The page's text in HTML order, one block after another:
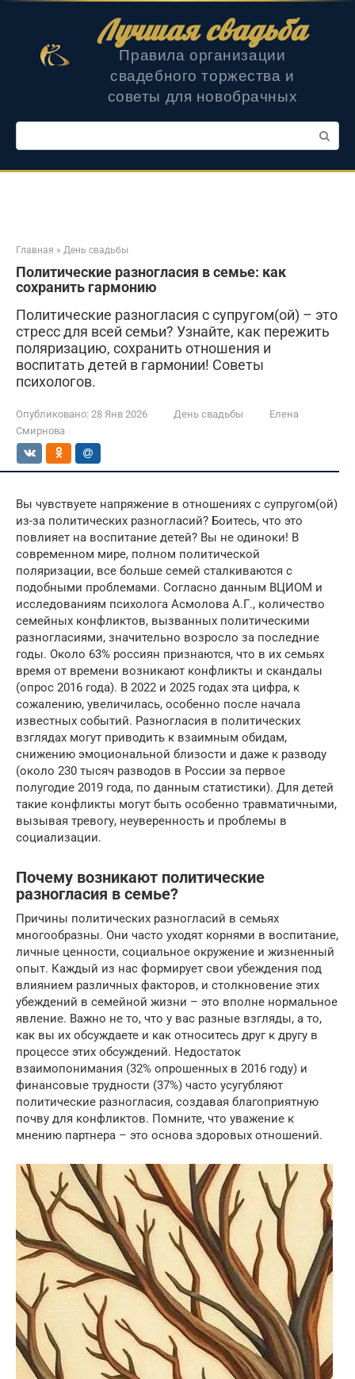
Лучшая свадьба
Правила организации
свадебного торжества и
советы для новобрачных
Поиск:
Главная » День свадьбы
Политические разногласия в семье: как
сохранить гармонию
Политические разногласия с супругом(ой) – это
стресс для всей семьи? Узнайте, как пережить
поляризацию, сохранить отношения и
воспитать детей в гармонии! Советы
психологов.
Опубликовано: 28 Янв 2026 День свадьбы
Елена
Смирнова
Вы чувствуете напряжение в отношениях с супругом(ой)
из-за политических разногласий? Боитесь, что это
повлияет на воспитание детей? Вы не одиноки! В
современном мире, полном политической
поляризации, все больше семей сталкиваются с
подобными проблемами. Согласно данным ВЦИОМ и
исследованиям психолога Асмолова А.Г., количество
семейных конфликтов, вызванных политическими
разногласиями, значительно возросло за последние
годы. Около 63% россиян признаются, что в их семьях
время от времени возникают конфликты и скандалы
(опрос 2016 года). В 2022 и 2025 годах эта цифра, к
сожалению, увеличилась, особенно после начала
известных событий. Разногласия в политических
взглядах могут приводить к взаимным обидам,
снижению эмоциональной близости и даже к разводу
(около 230 тысяч разводов в России за первое
полугодие 2019 года, по данным статистики). Для детей
такие конфликты могут быть особенно травматичными,
вызывая тревогу, неуверенность и проблемы в
социализации.
Почему возникают политические
разногласия в семье?
Причины политических разногласий в семьях
многообразны. Они часто уходят корнями в воспитание,
личные ценности, социальное окружение и жизненный
опыт. Каждый из нас формирует свои убеждения под
влиянием различных факторов, и столкновение этих
убеждений в семейной жизни – это вполне нормальное
явление. Важно не то, что у вас разные взгляды, а то,
как вы их обсуждаете и как относитесь друг к другу в
процессе этих обсуждений. Недостаток
взаимопонимания (32% опрошенных в 2016 году) и
финансовые трудности (37%) часто усугубляют
политические разногласия, создавая благоприятную
почву для конфликтов. Помните, что уважение к
мнению партнера – это основа здоровых отношений.